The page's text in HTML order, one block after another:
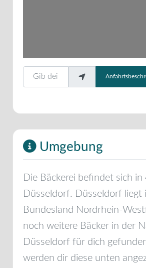
Gib deinen Standort ein.
Umgebung
Die Bäckerei befindet sich in
Düsseldorf. Düsseldorf liegt
Bundesland Nordrhein-
noch weitere Bäcker in der
Düsseldorf für dich
werden dir diese unten